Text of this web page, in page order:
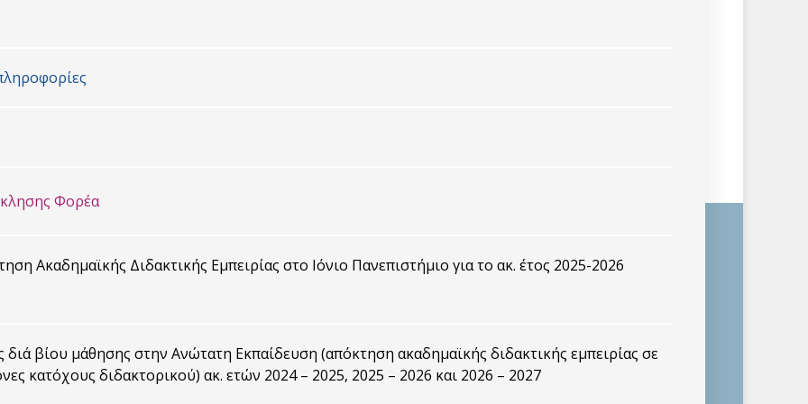
Φορέα
Ακαδημαϊκής Διδακτικής Εμπειρίας στο Ιόνιο Πανεπιστήμιο για το ακ. έτος 2025-2026
διά βίου μάθησης στην Ανώτατη Εκπαίδευση (απόκτηση ακαδημαϊκής διδακτικής εμπειρίας σε
κατόχους διδακτορικού) ακ. ετών 2024 – 2025, 2025 – 2026 και 2026 – 2027